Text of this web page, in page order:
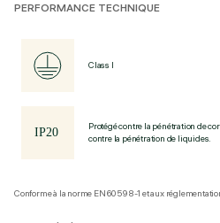
PERFORMANCE TECHNIQUE
Class I
Protégé contre la pénétration de
contre la pénétration de liquides.
Conforme à la norme EN60598-1 et aux